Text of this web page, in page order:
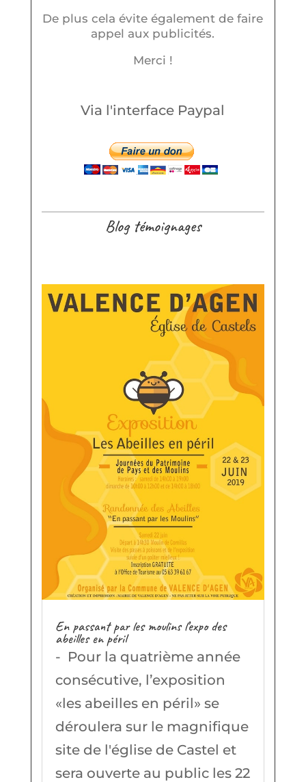
De plus cela évite également de faire
appel aux publicités.
Merci !
Via l'interface Paypal
Blog témoignages
En passant par les moulins l’expo des
abeilles en péril
- Pour la quatrième année
consécutive, l’exposition
«les abeilles en péril» se
déroulera sur le magnifique
site de l'église de Castel et
sera ouverte au public les 22